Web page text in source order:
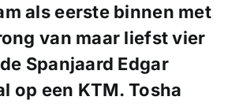
als eerste binnen met
van maar liefst vier
Spanjaard Edgar
op een KTM. Tosha